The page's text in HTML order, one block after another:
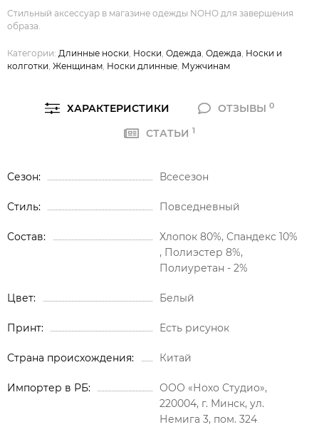
Стильный аксессуар в магазине одежды NOHO для завершения
образа.
Категории: Длинные носки, Носки, Одежда, Одежда, Носки и
колготки, Женщинам, Носки длинные, Мужчинам
ХАРАКТЕРИСТИКИ ОТЗЫВЫ0
СТАТЬИ 1
Сезон Всесезон
Стиль Повседневный
Состав
Хлопок 80%, Спандекс 10%
, Полиэстер 8%,
Полиуретан - 2%
Цвет Белый
Принт Есть рисунок
Страна происхождения Китай
Импортер в РБ
ООО «Нохо Студио»,
220004, г. Минск, ул.
Немига 3, пом. 324